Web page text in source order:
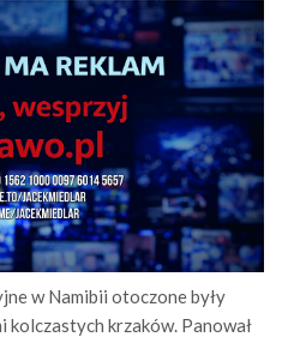
w Namibii otoczone były
kolczastych krzaków. Panował